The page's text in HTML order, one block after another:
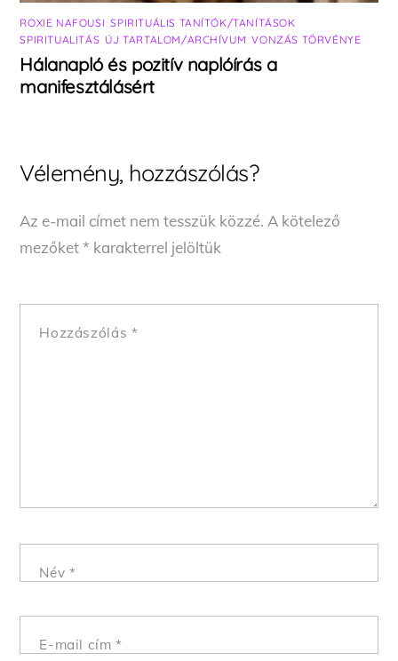
ROXIE NAFOUSI ,SPIRITUÁLIS TANÍTÓK/TANÍTÁSOK
SPIRITUALITÁS ÚJ TARTALOM/ARCHÍVUM ,VONZÁS TÖRVÉNYE
Hálanapló és pozitív naplóírás a
manifesztálásért
Vélemény, hozzászólás?
Az e-mail címet nem tesszük közzé. A kötelező
mezőket* karakterrel jelöltük
Hozzászólás *
Név *
E-mail cím*